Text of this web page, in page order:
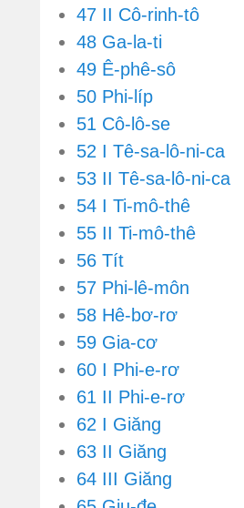
47 II Cô-rinh-tô
48 Ga-la-ti
49 Ê-phê-sô
50 Phi-líp
51 Cô-lô-se
52 I Tê-sa-lô-ni-ca
53 II Tê-sa-lô-ni-ca
54 I Ti-mô-thê
55 II Ti-mô-thê
56 Tít
57 Phi-lê-môn
58 Hê-bơ-rơ
59 Gia-cơ
60 I Phi-e-rơ
61 II Phi-e-rơ
62 I Giăng
63 II Giăng
64 III Giăng